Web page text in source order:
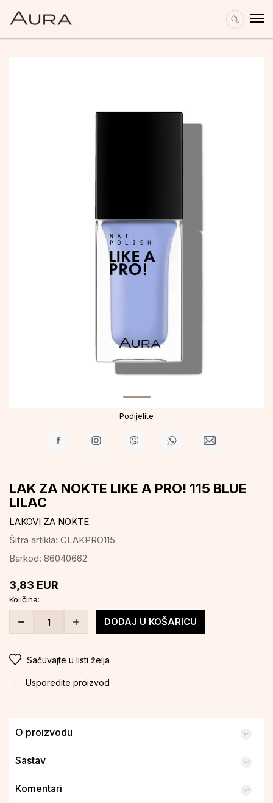
Podijelite
LAK ZA NOKTE LIKE A PRO! 115 BLUE
LILAC
LAKOVI ZA NOKTE
Šifra artikla: CLAKPRO115
Barkod: 86040662
3,83 EUR
Količina:
DODAJ U KOŠARICU
Sačuvajte u listi želja
Usporedite proizvod
O proizvodu
Sastav
Komentari